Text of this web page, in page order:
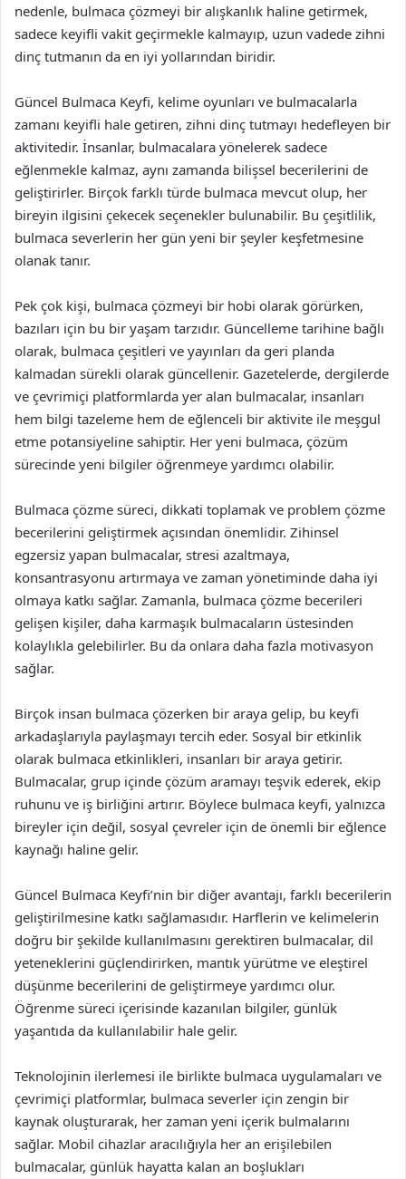
nedenle, bulmaca çözmeyi bir alışkanlık haline getirmek,
sadece keyifli vakit geçirmekle kalmayıp, uzun vadede zihni
dinç tutmanın da en iyi yollarından biridir.
Güncel Bulmaca Keyfi, kelime oyunları ve bulmacalarla
zamanı keyifli hale getiren, zihni dinç tutmayı hedefleyen bir
aktivitedir. İnsanlar, bulmacalara yönelerek sadece
eğlenmekle kalmaz, aynı zamanda bilişsel becerilerini de
geliştirirler. Birçok farklı türde bulmaca mevcut olup, her
bireyin ilgisini çekecek seçenekler bulunabilir. Bu çeşitlilik,
bulmaca severlerin her gün yeni bir şeyler keşfetmesine
olanak tanır.
Pek çok kişi, bulmaca çözmeyi bir hobi olarak görürken,
bazıları için bu bir yaşam tarzıdır. Güncelleme tarihine bağlı
olarak, bulmaca çeşitleri ve yayınları da geri planda
kalmadan sürekli olarak güncellenir. Gazetelerde, dergilerde
ve çevrimiçi platformlarda yer alan bulmacalar, insanları
hem bilgi tazeleme hem de eğlenceli bir aktivite ile meşgul
etme potansiyeline sahiptir. Her yeni bulmaca, çözüm
sürecinde yeni bilgiler öğrenmeye yardımcı olabilir.
Bulmaca çözme süreci, dikkati toplamak ve problem çözme
becerilerini geliştirmek açısından önemlidir. Zihinsel
egzersiz yapan bulmacalar, stresi azaltmaya,
konsantrasyonu artırmaya ve zaman yönetiminde daha iyi
olmaya katkı sağlar. Zamanla, bulmaca çözme becerileri
gelişen kişiler, daha karmaşık bulmacaların üstesinden
kolaylıkla gelebilirler. Bu da onlara daha fazla motivasyon
sağlar.
Birçok insan bulmaca çözerken bir araya gelip, bu keyfi
arkadaşlarıyla paylaşmayı tercih eder. Sosyal bir etkinlik
olarak bulmaca etkinlikleri, insanları bir araya getirir.
Bulmacalar, grup içinde çözüm aramayı teşvik ederek, ekip
ruhunu ve iş birliğini artırır. Böylece bulmaca keyfi, yalnızca
bireyler için değil, sosyal çevreler için de önemli bir eğlence
kaynağı haline gelir.
Güncel Bulmaca Keyfi’nin bir diğer avantajı, farklı becerilerin
geliştirilmesine katkı sağlamasıdır. Harflerin ve kelimelerin
doğru bir şekilde kullanılmasını gerektiren bulmacalar, dil
yeteneklerini güçlendirirken, mantık yürütme ve eleştirel
düşünme becerilerini de geliştirmeye yardımcı olur.
Öğrenme süreci içerisinde kazanılan bilgiler, günlük
yaşantıda da kullanılabilir hale gelir.
Teknolojinin ilerlemesi ile birlikte bulmaca uygulamaları ve
çevrimiçi platformlar, bulmaca severler için zengin bir
kaynak oluşturarak, her zaman yeni içerik bulmalarını
sağlar. Mobil cihazlar aracılığıyla her an erişilebilen
bulmacalar, günlük hayatta kalan an boşlukları